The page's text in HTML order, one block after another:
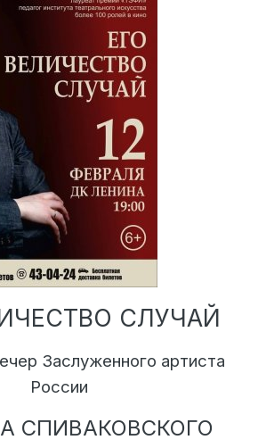
СЛУЧАЙ
Заслуженного артиста
России
СПИВАКОВСКОГО